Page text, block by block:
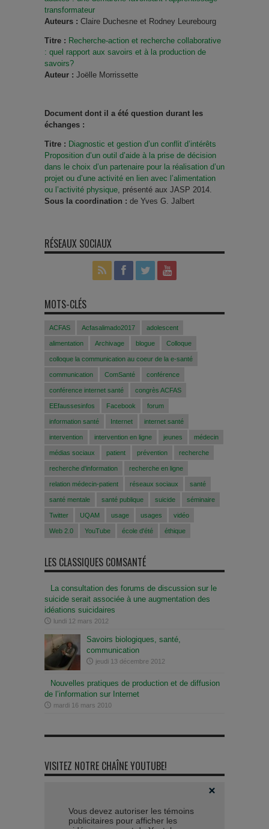
transformateur
Auteurs : Claire Duchesne et Rodney Leurebourg
Titre : Recherche-action et recherche collaborative
: quel rapport aux savoirs et à la production de
savoirs?
Auteur : Joëlle Morrissette
Document dont il a été question durant les
échanges :
Titre : Diagnostic et gestion d’un conflit d’intérêts
Proposition d’un outil d’aide à la prise de décision
dans le choix d’un partenaire pour la réalisation d’un
projet ou d’une activité en lien avec l’alimentation
ou l’activité physique, présenté aux JASP 2014.
Sous la coordination : de Yves G. Jalbert
RÉSEAUX SOCIAUX
MOTS-CLÉS
ACFAS Acfasalimado2017 adolescent
alimentation Archivage blogue Colloque
colloque la communication au coeur de la e-santé
communication ComSanté conférence
conférence internet santé congrès ACFAS
EEfaussesinfos Facebook forum
information santé Internet internet santé
intervention intervention en ligne jeunes médecin
médias sociaux patient prévention recherche
recherche d'information recherche en ligne
relation médecin-patient réseaux sociaux santé
santé mentale santé publique suicide séminaire
Twitter UQAM usage usages vidéo
Web 2.0 YouTube école d'été éthique
LES CLASSIQUES COMSANTÉ
La consultation des forums de discussion sur le
suicide serait associée à une augmentation des
idéations suicidaires
lundi 12 mars 2012
Savoirs biologiques, santé,
communication
jeudi 13 décembre 2012
Nouvelles pratiques de production et de diffusion
de l’information sur Internet
mardi 16 mars 2010
VISITEZ NOTRE CHAÎNE YOUTUBE!
Vous devez autoriser les témoins
publicitaires pour afficher les